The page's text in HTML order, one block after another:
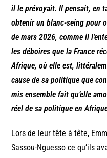
il le prévoyait. Il pensait, en
obtenir un blanc-seing pour
de mars 2026, comme il
les déboires que la France
Afrique, où elle est,
cause de sa politique que
mis ensemble fait qu’elle
réel de sa politique en
Lors de leur tête à tête,
Sassou-Nguesso ce qu’ils